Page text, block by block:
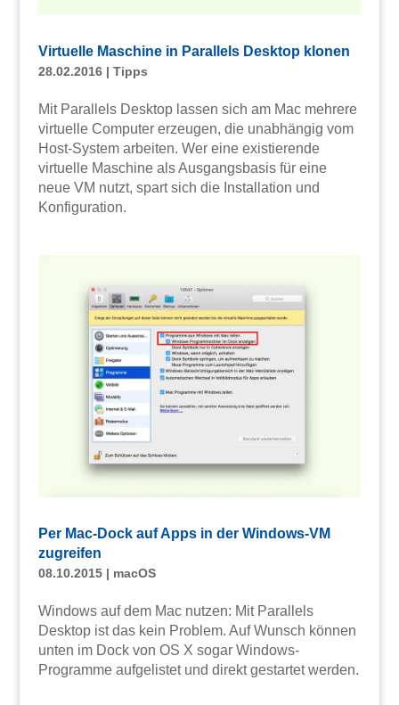
Virtuelle Maschine in Parallels Desktop klonen
28.02.2016| Tipps
Mit Parallels Desktop lassen sich am Mac mehrere
virtuelle Computer erzeugen, die unabhängig vom
Host-System arbeiten. Wer eine existierende
virtuelle Maschine als Ausgangsbasis für eine
neue VM nutzt, spart sich die Installation und
Konfiguration.
Per Mac-Dock auf Apps in der Windows-VM
zugreifen
08.10.2015| macOS
Windows auf dem Mac nutzen: Mit Parallels
Desktop ist das kein Problem. Auf Wunsch können
unten im Dock von OS X sogar Windows-
Programme aufgelistet und direkt gestartet werden.